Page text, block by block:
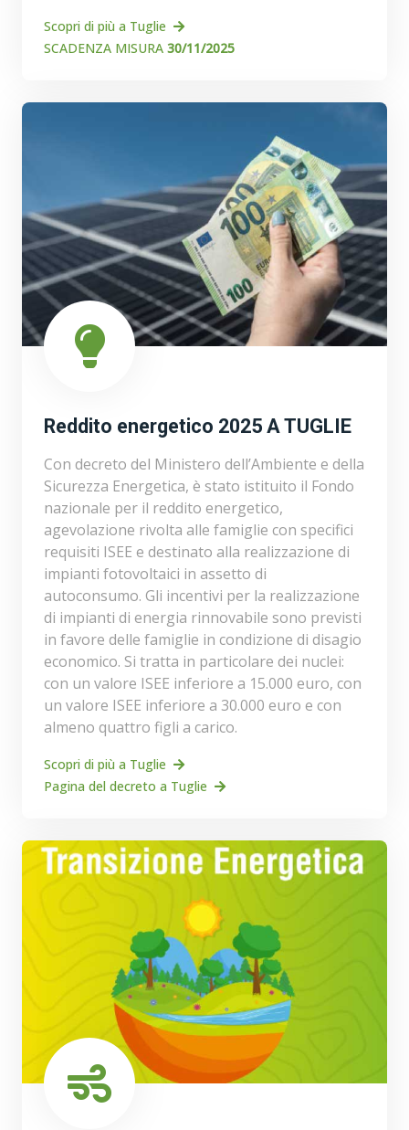
Scopri di più a Tuglie
SCADENZA MISURA 30/11/2025
Reddito energetico 2025 A TUGLIE
Con decreto del Ministero dell’Ambiente e della
Sicurezza Energetica, è stato istituito il Fondo
nazionale per il reddito energetico,
agevolazione rivolta alle famiglie con specifici
requisiti ISEE e destinato alla realizzazione di
impianti fotovoltaici in assetto di
autoconsumo. Gli incentivi per la realizzazione
di impianti di energia rinnovabile sono previsti
in favore delle famiglie in condizione di disagio
economico. Si tratta in particolare dei nuclei:
con un valore ISEE inferiore a 15.000 euro, con
un valore ISEE inferiore a 30.000 euro e con
almeno quattro figli a carico.
Scopri di più a Tuglie
Pagina del decreto a Tuglie